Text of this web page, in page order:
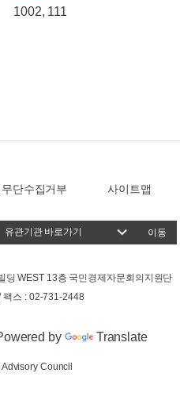
1002, 111
단수집거부 사이트맵
이동
WEST 13층 국민경제자문회의지원단
팩스 : 02-731-2448
by Translate
Council